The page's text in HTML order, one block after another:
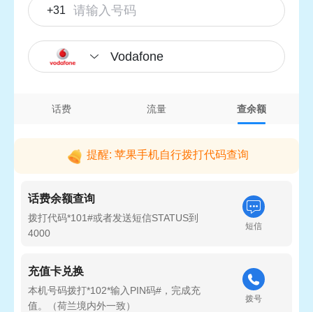
+31
Vodafone
话费 流量 查余额
提醒: 苹果手机自行拨打代码查询
话费余额查询
拨打代码*101#或者发送短信STATUS到
4000
短信
充值卡兑换
本机号码拨打*102*输入PIN码#，完成充
值。（荷兰境内外一致）
拨号